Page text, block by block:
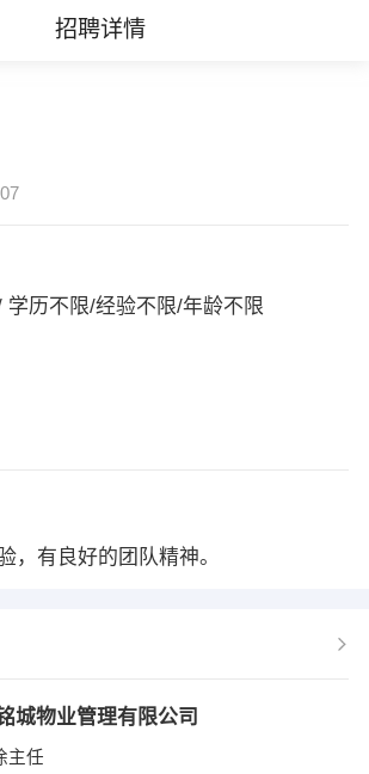
招聘详情
学历不限/经验不限/年龄不限
，有良好的团队精神。
城物业管理有限公司
主任